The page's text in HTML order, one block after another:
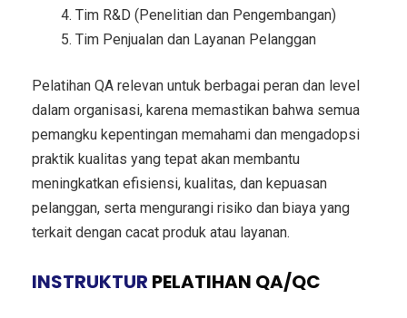
Tim R&D (Penelitian dan Pengembangan)
Tim Penjualan dan Layanan Pelanggan
Pelatihan QA relevan untuk berbagai peran dan level
dalam organisasi, karena memastikan bahwa semua
pemangku kepentingan memahami dan mengadopsi
praktik kualitas yang tepat akan membantu
meningkatkan efisiensi, kualitas, dan kepuasan
pelanggan, serta mengurangi risiko dan biaya yang
terkait dengan cacat produk atau layanan.
INSTRUKTUR PELATIHAN QA/QC